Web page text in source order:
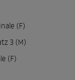
(F)
3 (M)
(F)